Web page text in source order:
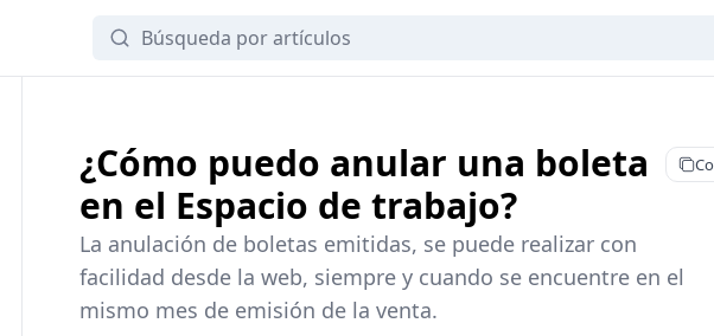
¿Cómo puedo anular una boleta
en el Espacio de trabajo?
La anulación de boletas emitidas, se puede realizar con
facilidad desde la web, siempre y cuando se encuentre en el
mismo mes de emisión de la venta.